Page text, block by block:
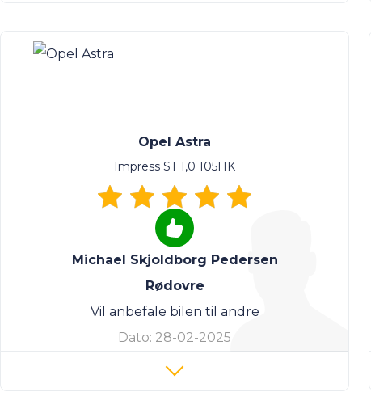
Opel Astra
Impress ST 1,0 105HK
Michael Skjoldborg Pedersen
Rødovre
Vil anbefale bilen til andre
Dato: 28-02-2025